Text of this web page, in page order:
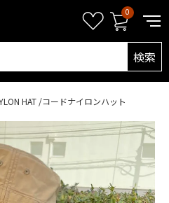
0
検索
HAT /コードナイロンハット